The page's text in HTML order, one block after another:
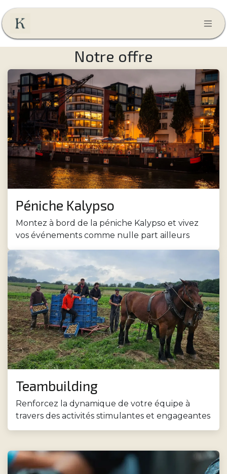
Skip to Content
Notre offre
Péniche Kalypso
Montez à bord de la péniche Kalypso et vivez
vos événements comme nulle part ailleurs
Teambuilding
Renforcez la dynamique de votre équipe à
travers des activités stimulantes et engageantes